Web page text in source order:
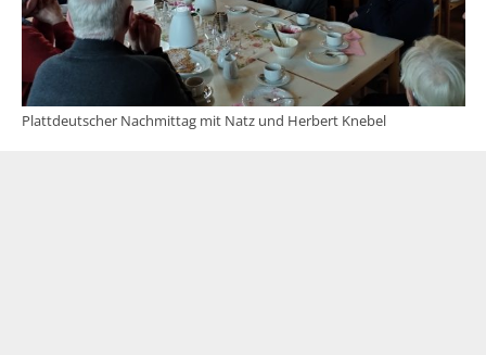
Plattdeutscher Nachmittag mit Natz und Herbert Knebel